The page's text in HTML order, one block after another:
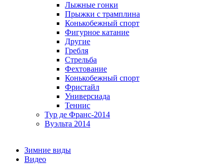
Лыжные гонки
Прыжки с трамплина
Конькобежный спорт
Фигурное катание
Другие
Гребля
Стрельба
Фехтование
Конькобежный спорт
Фристайл
Универсиада
Теннис
Тур де Франс-2014
Вуэльта 2014
Зимние виды
Видео